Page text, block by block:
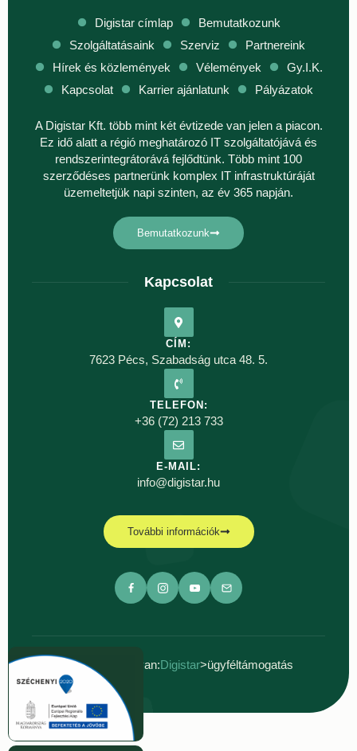
Digistar címlap
Bemutatkozunk
Szolgáltatásaink
Szerviz
Partnereink
Hírek és közlemények
Vélemények
Gy.I.K.
Kapcsolat
Karrier ajánlatunk Pályázatok
A Digistar Kft. több mint két évtizede van jelen a piacon.
Ez idő alatt a régió meghatározó IT szolgáltatójává és
rendszerintegrátorává fejlődtünk. Több mint 100
szerződéses partnerünk komplex IT infrastruktúráját
üzemeltetjük napi szinten, az év 365 napján.
Bemutatkozunk
Kapcsolat
CÍM:
7623 Pécs, Szabadság utca 48. 5.
TELEFON:
+36 (72) 213 733
E-MAIL:
info@digistar.hu
További információk
Ön jelenleg itt van:Digistar>ügyféltámogatás